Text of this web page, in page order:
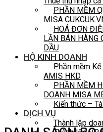
PHẦN MỀM
MISA
HOÁ ĐƠN
LẦN BÁN HÀNG
DẦU
HỘ KINH DOANH
Phần mềm
AMIS HKD
PHẦN MỀM
DOANH MISA
Kiến thức –
DỊCH VỤ
Thành lập